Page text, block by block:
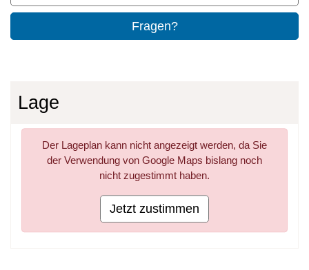
Fragen?
Lage
Der Lageplan kann nicht angezeigt werden, da Sie
der Verwendung von Google Maps bislang noch
nicht zugestimmt haben.
Jetzt zustimmen